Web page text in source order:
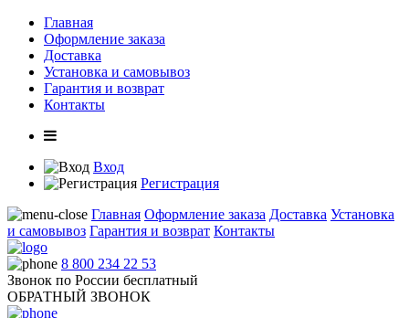
Главная
Оформление заказа
Доставка
Установка и самовывоз
Гарантия и возврат
Контакты
Вход
Регистрация
Главная Оформление заказа Доставка Установка
и самовывоз Гарантия и возврат Контакты
8 800 234 22 53
Звонок по России бесплатный
ОБРАТНЫЙ ЗВОНОК